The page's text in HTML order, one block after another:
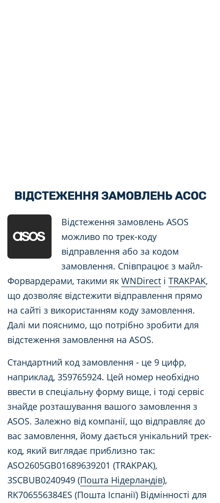
ВІДСТЕЖЕННЯ ЗАМОВЛЕНЬ АСОС
Відстеження замовлень ASOS
можливо по трек-коду
відправлення або за кодом
замовлення. Співпрацює з майл-
Форвардерами, такими як WNDirect і TRAKPAK,
що дозволяє відстежити відправлення прямо
на сайті з використанням коду замовлення.
Далі ми пояснимо, що потрібно зробити для
відстеження замовлення на ASOS.
Стандартний код замовлення - це 9 цифр,
наприклад, 359765924. Цей номер необхідно
ввести в спеціальну форму вище, і тоді сервіс
знайде розташування вашого замовлення з
ASOS. Залежно від компанії, що відправляє до
вас замовлення, йому дається унікальний трек-
код, який виглядає приблизно так:
ASO2605GB01689639201 (TRAKPAK),
3SCBUB0240949 (Пошта Нідерландів),
RK706556384ES (Пошта Іспанії) Відмінності для